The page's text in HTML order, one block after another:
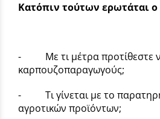
Κατόπιν τούτων ερωτάται
- Με τι μέτρα προτίθεστε
καρπουζοπαραγωγούς;
- Τι γίνεται με το
αγροτικών προϊόντων;